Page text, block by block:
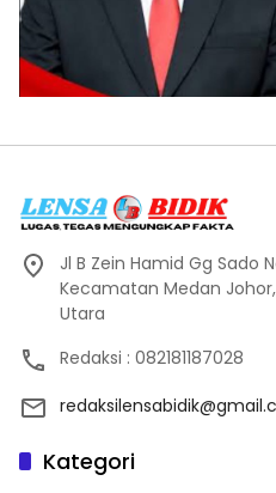
Jl B Zein Hamid Gg Sado
Kecamatan Medan
Utara
Redaksi : 082181187028
Kategori